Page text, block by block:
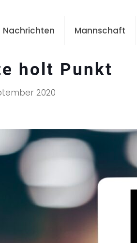
Nachrichten Mannschaft
holt Punkt
2020